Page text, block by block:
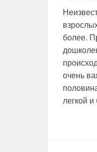
более.
очень
легкой